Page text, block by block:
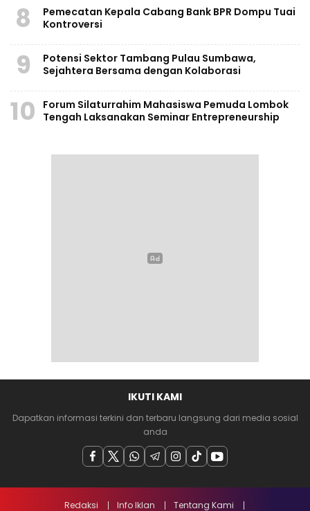
8
Pemecatan Kepala Cabang Bank BPR Dompu Tuai
Kontroversi
9
Potensi Sektor Tambang Pulau Sumbawa,
Sejahtera Bersama dengan Kolaborasi
10
Forum Silaturrahim Mahasiswa Pemuda Lombok
Tengah Laksanakan Seminar Entrepreneurship
IKUTI KAMI
Dapatkan informasi terkini dan terbaru langsung dari media sosial
anda
Redaksi Info Iklan Tentang Kami